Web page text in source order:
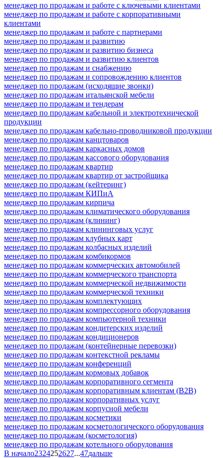
менеджер по продажам и работе с ключевыми клиентами
менеджер по продажам и работе с корпоративными
клиентами
менеджер по продажам и работе с партнерами
менеджер по продажам и развитию
менеджер по продажам и развитию бизнеса
менеджер по продажам и развитию клиентов
менеджер по продажам и снабжению
менеджер по продажам и сопровождению клиентов
менеджер по продажам (исходящие звонки)
менеджер по продажам итальянской мебели
менеджер по продажам и тендерам
менеджер по продажам кабельной и электротехнической
продукции
менеджер по продажам кабельно-проводниковой продукции
менеджер по продажам канцтоваров
менеджер по продажам каркасных домов
менеджер по продажам кассового оборудования
менеджер по продажам квартир
менеджер по продажам квартир от застройщика
менеджер по продажам (кейтеринг)
менеджер по продажам КИПиА
менеджер по продажам кирпича
менеджер по продажам климатического оборудования
менеджер по продажам (клининг)
менеджер по продажам клининговых услуг
менеджер по продажам клубных карт
менеджер по продажам колбасных изделий
менеджер по продажам комбикормов
менеджер по продажам коммерческих автомобилей
менеджер по продажам коммерческого транспорта
менеджер по продажам коммерческой недвижимости
менеджер по продажам коммерческой техники
менеджер по продажам комплектующих
менеджер по продажам компрессорного оборудования
менеджер по продажам компьютерной техники
менеджер по продажам кондитерских изделий
менеджер по продажам кондиционеров
менеджер по продажам (контейнерные перевозки)
менеджер по продажам контекстной рекламы
менеджер по продажам конференций
менеджер по продажам кормовых добавок
менеджер по продажам корпоративного сегмента
менеджер по продажам корпоративным клиентам (B2B)
менеджер по продажам корпоративных услуг
менеджер по продажам корпусной мебели
менеджер по продажам косметики
менеджер по продажам косметологического оборудования
менеджер по продажам (косметология)
менеджер по продажам котельного оборудования
В начало2324252627...47дальше